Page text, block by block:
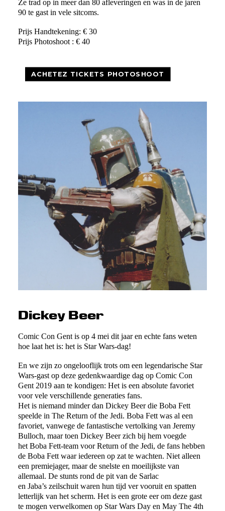
Ze trad op in meer dan 80 afleveringen en was in de jaren
90 te gast in vele sitcoms.
Prijs Handtekening: € 30
Prijs Photoshoot : € 40
ACHETEZ TICKETS PHOTOSHOOT
Dickey Beer
Comic Con Gent is op 4 mei dit jaar en echte fans weten
hoe laat het is: het is Star Wars-dag!
En we zijn zo ongelooflijk trots om een legendarische Star
Wars-gast op deze gedenkwaardige dag op Comic Con
Gent 2019 aan te kondigen: Het is een absolute favoriet
voor vele verschillende generaties fans.
Het is niemand minder dan Dickey Beer die Boba Fett
speelde in The Return of the Jedi. Boba Fett was al een
favoriet, vanwege de fantastische vertolking van Jeremy
Bulloch, maar toen Dickey Beer zich bij hem voegde
het Boba Fett-team voor Return of the Jedi, de fans hebben
de Boba Fett waar iedereen op zat te wachten. Niet alleen
een premiejager, maar de snelste en moeilijkste van
allemaal. De stunts rond de pit van de Sarlac
en Jaba’s zeilschuit waren hun tijd ver vooruit en spatten
letterlijk van het scherm. Het is een grote eer om deze gast
te mogen verwelkomen op Star Wars Day en May The 4th